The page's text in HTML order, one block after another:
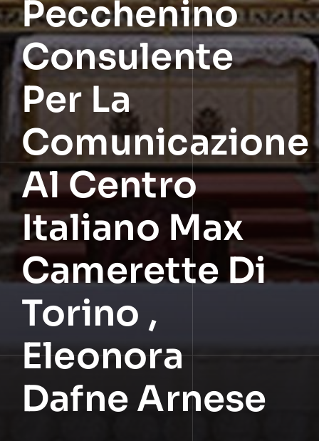
Pecchenino
Consulente
Per La
Comunicazione
Al Centro
Italiano Max
Camerette Di
Torino ,
Eleonora
Dafne Arnese